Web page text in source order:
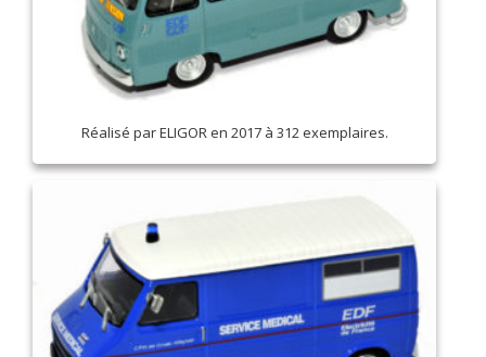
Réalisé par ELIGOR en 2017 à 312 exemplaires.